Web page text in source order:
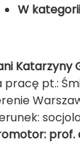
W
Katarzyny
pracę pt.:
prof.